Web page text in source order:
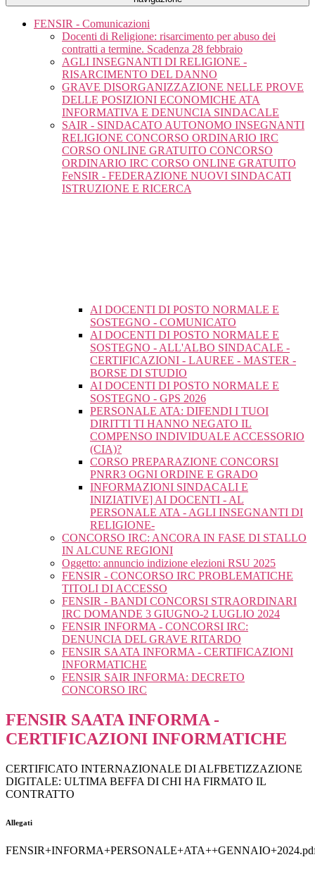
FENSIR - Comunicazioni
Docenti di Religione: risarcimento per abuso dei
contratti a termine. Scadenza 28 febbraio
AGLI INSEGNANTI DI RELIGIONE -
RISARCIMENTO DEL DANNO
GRAVE DISORGANIZZAZIONE NELLE PROVE
DELLE POSIZIONI ECONOMICHE ATA
INFORMATIVA E DENUNCIA SINDACALE
SAIR - SINDACATO AUTONOMO INSEGNANTI
RELIGIONE CONCORSO ORDINARIO IRC
CORSO ONLINE GRATUITO CONCORSO
ORDINARIO IRC CORSO ONLINE GRATUITO
FeNSIR - FEDERAZIONE NUOVI SINDACATI
ISTRUZIONE E RICERCA
AI DOCENTI DI POSTO NORMALE E
SOSTEGNO - COMUNICATO
AI DOCENTI DI POSTO NORMALE E
SOSTEGNO - ALL'ALBO SINDACALE -
CERTIFICAZIONI - LAUREE - MASTER -
BORSE DI STUDIO
AI DOCENTI DI POSTO NORMALE E
SOSTEGNO - GPS 2026
PERSONALE ATA: DIFENDI I TUOI
DIRITTI TI HANNO NEGATO IL
COMPENSO INDIVIDUALE ACCESSORIO
(CIA)?
CORSO PREPARAZIONE CONCORSI
PNRR3 OGNI ORDINE E GRADO
INFORMAZIONI SINDACALI E
INIZIATIVE] AI DOCENTI - AL
PERSONALE ATA - AGLI INSEGNANTI DI
RELIGIONE-
CONCORSO IRC: ANCORA IN FASE DI STALLO
IN ALCUNE REGIONI
Oggetto: annuncio indizione elezioni RSU 2025
FENSIR - CONCORSO IRC PROBLEMATICHE
TITOLI DI ACCESSO
FENSIR - BANDI CONCORSI STRAORDINARI
IRC DOMANDE 3 GIUGNO-2 LUGLIO 2024
FENSIR INFORMA - CONCORSI IRC:
DENUNCIA DEL GRAVE RITARDO
FENSIR SAATA INFORMA - CERTIFICAZIONI
INFORMATICHE
FENSIR SAIR INFORMA: DECRETO
CONCORSO IRC
FENSIR SAATA INFORMA -
CERTIFICAZIONI INFORMATICHE
CERTIFICATO INTERNAZIONALE DI ALFBETIZZAZIONE
DIGITALE: ULTIMA BEFFA DI CHI HA FIRMATO IL
CONTRATTO
Allegati